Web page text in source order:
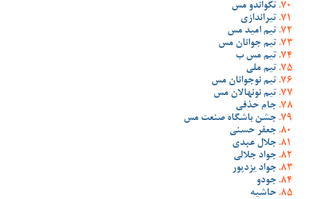
تکواندو مس
تیراندازی
تیم امید مس
تیم جوانان مس
تیم مس ب
تیم ملی
تیم نوجوانان مس
تیم نونهالان مس
جام حذفی
جشن باشگاه صنعت مس
جعفر حسنی
جلال عبدی
جواد جلالی
جواد یزدپور
جودو
حاشیه